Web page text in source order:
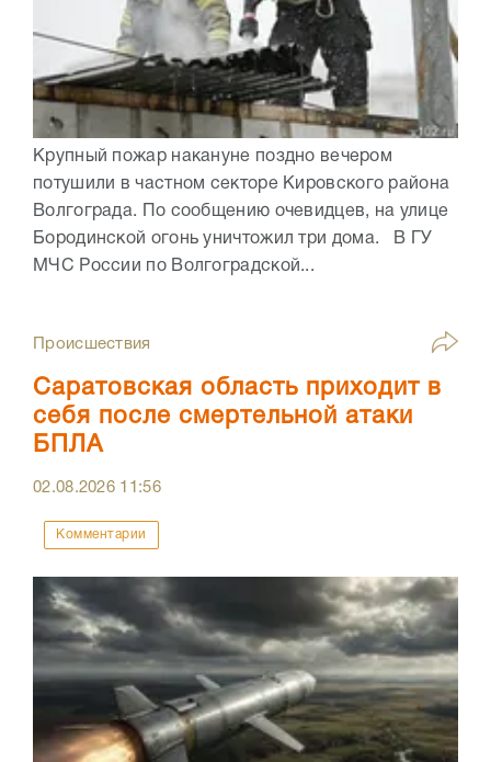
Крупный пожар накануне поздно вечером
потушили в частном секторе Кировского района
Волгограда. По сообщению очевидцев, на улице
Бородинской огонь уничтожил три дома. В ГУ
МЧС России по Волгоградской...
Происшествия
Саратовская область приходит в
себя после смертельной атаки
БПЛА
02.08.2026 11:56
Комментарии